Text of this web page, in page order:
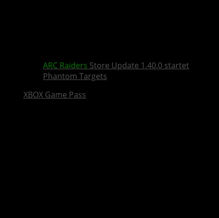
ARC Raiders Store Update 1.40.0 startet
Phantom Targets
XBOX Game Pass